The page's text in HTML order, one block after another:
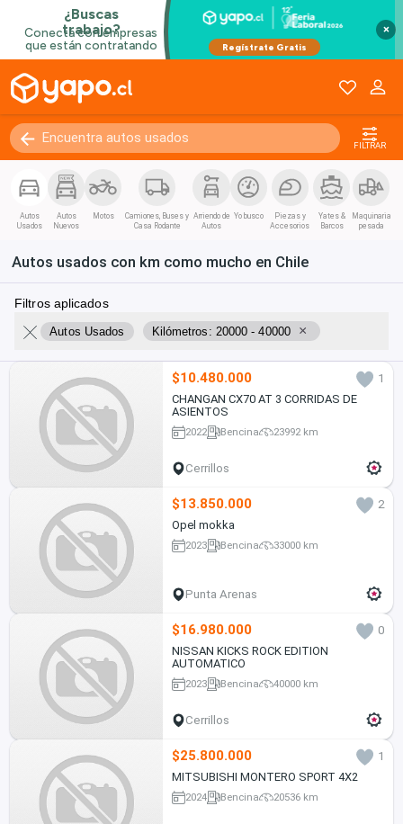
×
FILTRAR
Autos
Usados
Autos
Nuevos
Motos
Camiones, Buses y
Casa Rodante
Arriendo de
Autos
Yo busco
Piezas y
Accesorios
Yates &
Barcos
Maquinaria
pesada
Autos usados con km como mucho en Chile
Filtros aplicados
Autos Usados Kilómetros: 20000 - 40000 ×
$10.480.000
1
CHANGAN CX70 AT 3 CORRIDAS DE
ASIENTOS
2022 Bencina 23992 km
Cerrillos
$13.850.000
2
Opel mokka
2023 Bencina 33000 km
Punta Arenas
$16.980.000
0
NISSAN KICKS ROCK EDITION
AUTOMATICO
2023 Bencina 40000 km
Cerrillos
$25.800.000
1
MITSUBISHI MONTERO SPORT 4X2
2024 Bencina 20536 km